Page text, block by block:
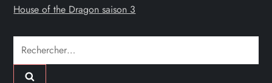
House of the Dragon saison 3
Rechercher :